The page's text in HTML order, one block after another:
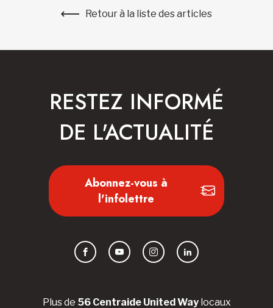
Retour à la liste des articles
Plus de 56 Centraide United Waylocaux
RESTEZ INFORMÉ
DE L'ACTUALITÉ
Abonnez-vous à
l'infolettre
FacebookYouTubeInstagramLinkedIn